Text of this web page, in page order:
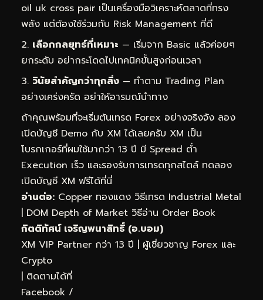
oil uk cross pair เป็นเครื่องมือวิเคราะห์ตลาดที่ทรง
พลัง แต่ต้องใช้ร่วมกับ Risk Management ที่ดี
เลือกกลยุทธ์ที่เหมาะ — เริ่มจาก Basic แล้วค่อยๆ
ยกระดับ อย่ากระโดดไปเทคนิคขั้นสูงก่อนเวลา
วินัยสำคัญกว่าทุกสิ่ง — ทำตาม Trading Plan
อย่างเคร่งครัด อย่าให้อารมณ์นำทาง
ถ้าคุณพร้อมที่จะเริ่มต้นเทรด Forex อย่างจริงจัง ลอง
เปิดบัญชี Demo กับ XM ได้เลยครับ XM เป็น
โบรกเกอร์ที่ผมใช้มากว่า 13 ปี มี Spread ต่ำ
Execution เร็ว และรองรับการเทรดทุกสไตล์ ทดลอง
เปิดบัญชี XM ฟรีได้ที่นี่
อ่านต่อ: Copper ทองแดง วิธีเทรด Industrial Metal
| DOM Depth of Market วิธีอ่าน Order Book
กิตติทัศน์ เจริญพนาสิทธิ์ (อ.บอม)
XM VIP Partner กว่า 13 ปี | ผู้เชี่ยวชาญ Forex และ
Crypto
| ติดตามได้ที่
Facebook /